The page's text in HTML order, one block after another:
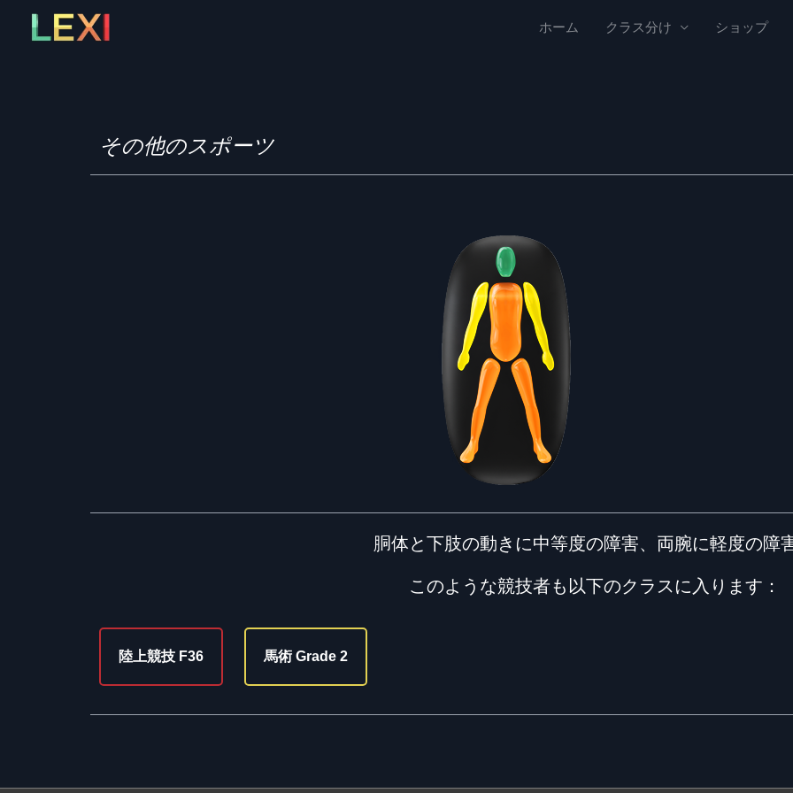
ホーム クラス分け ショップ
その他のスポーツ
胴体と下肢の動きに中等度の障害、両腕に軽度の障
このような競技者も以下のクラスに入ります：
陸上競技 F36 馬術 Grade 2